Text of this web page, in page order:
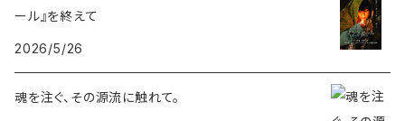
ール』を終えて
2026/5/26
魂を注ぐ、その源流に触れて。